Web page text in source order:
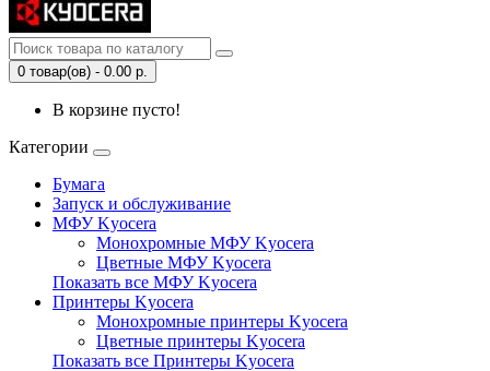
0 товар(ов) - 0.00 р.
В корзине пусто!
Категории
Бумага
Запуск и обслуживание
МФУ Kyocera
Монохромные МФУ Kyocera
Цветные МФУ Kyocera
Показать все МФУ Kyocera
Принтеры Kyocera
Монохромные принтеры Kyocera
Цветные принтеры Kyocera
Показать все Принтеры Kyocera